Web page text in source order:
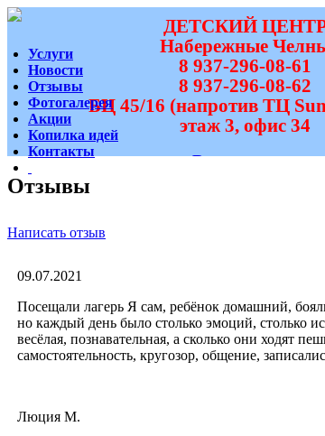
ДЕТСКИЙ
Набережные
8 937-296-08-61
8 937-296-08-62
БЦ 45/16 (напротив ТЦ
этаж 3, офис 34
Вам
Услуги
Новости
Отзывы
Фотогалерея
Акции
Копилка идей
Контакты
Отзывы
Написать отзыв
09.07.2021
Посещали лагерь Я сам, ребёнок домашний,
но каждый день было столько эмоций, столько
весёлая, познавательная, а сколько они ходят
самостоятельность, кругозор, общение,
Люция М.